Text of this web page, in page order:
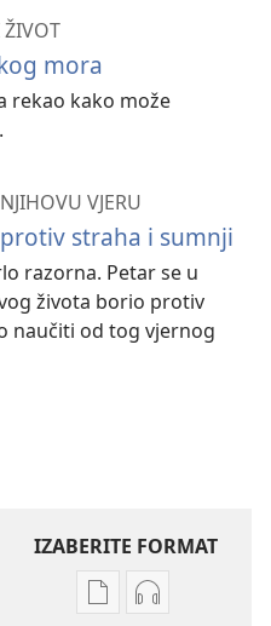
ŽIVOT
mora
rekao kako može
VJERU
straha i sumnji
razorna. Petar se u
života borio protiv
naučiti od tog vjernog
IZABERITE FORMAT
PostavkePostavke